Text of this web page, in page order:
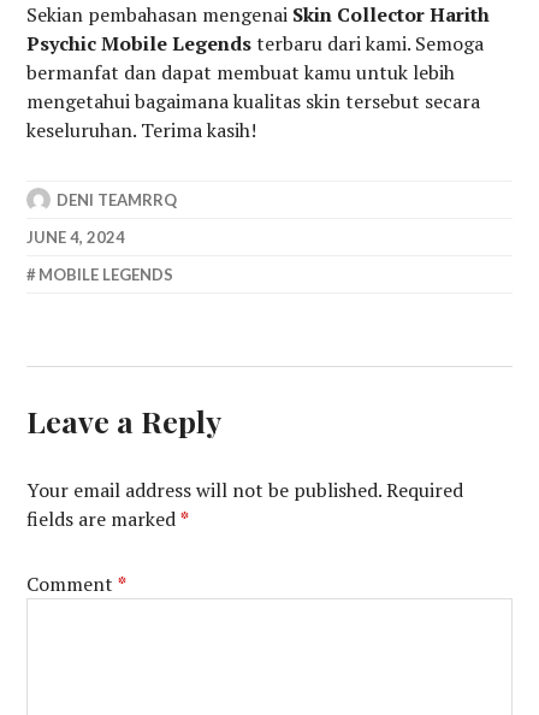
Sekian pembahasan mengenai Skin Collector Harith
Psychic Mobile Legendsterbaru dari kami. Semoga
bermanfat dan dapat membuat kamu untuk lebih
mengetahui bagaimana kualitas skin tersebut secara
keseluruhan. Terima kasih!
DENI TEAMRRQ
JUNE 4, 2024
MOBILE LEGENDS
Leave a Reply
Your email address will not be published. Required
fields are marked*
Comment*